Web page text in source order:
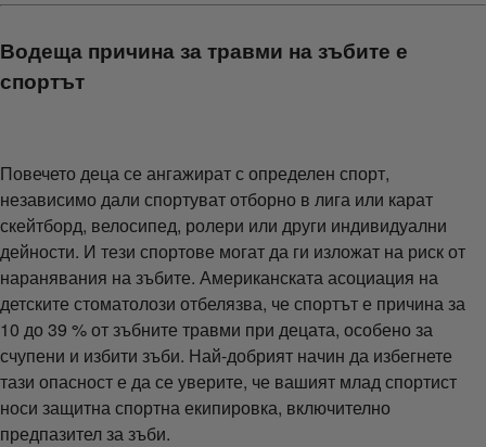
Водеща причина за травми на зъбите е
спортът
Повечето деца се ангажират с определен спорт,
независимо дали спортуват отборно в лига или карат
скейтборд, велосипед, ролери или други индивидуални
дейности. И тези спортове могат да ги изложат на риск от
наранявания на зъбите. Американската асоциация на
детските стоматолози отбелязва, че спортът е причина за
10 до 39 % от зъбните травми при децата, особено за
счупени и избити зъби. Най-добрият начин да избегнете
тази опасност е да се уверите, че вашият млад спортист
носи защитна спортна екипировка, включително
предпазител за зъби.